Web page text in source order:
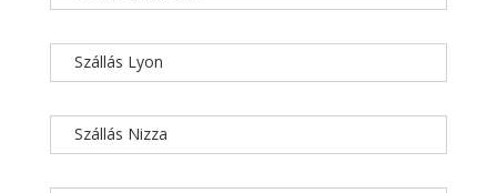
Szállás Lyon
Szállás Nizza